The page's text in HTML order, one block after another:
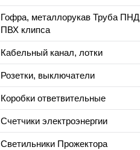
Гофра, металлорукав Труба ПНД
ПВХ клипса
Кабельный канал, лотки
Розетки, выключатели
Коробки ответвительные
Счетчики электроэнергии
Светильники Прожектора